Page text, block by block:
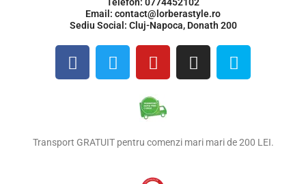
Email: contact@lorberastyle.ro
Sediu Social: Cluj-Napoca, Donath 200
F
a
o
T
w
e
Y
o
t
u
b
I
n
g
S
k
Transport GRATUIT pentru comenzi mari mari de 200 LEI.